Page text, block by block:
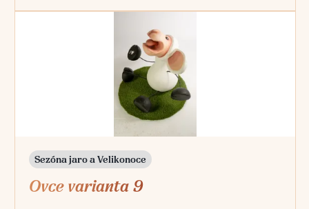
Sezóna jaro a Velikonoce
Ovce varianta 9